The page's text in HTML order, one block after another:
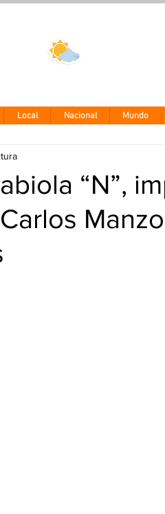
Local Nacional Mundo
“N”,